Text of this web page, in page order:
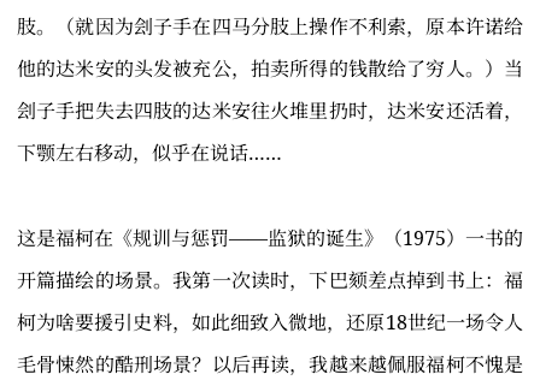
肢。（就因为刽子手在四马分肢上操作不利索，原本许诺给
他的达米安的头发被充公，拍卖所得的钱散给了穷人。）当
刽子手把失去四肢的达米安往火堆里扔时，达米安还活着，
下颚左右移动，似乎在说话……
这是福柯在《规训与惩罚——监狱的诞生》（1975）一书的
开篇描绘的场景。我第一次读时，下巴颏差点掉到书上：福
柯为啥要援引史料，如此细致入微地，还原18世纪一场令人
毛骨悚然的酷刑场景？以后再读，我越来越佩服福柯不愧是